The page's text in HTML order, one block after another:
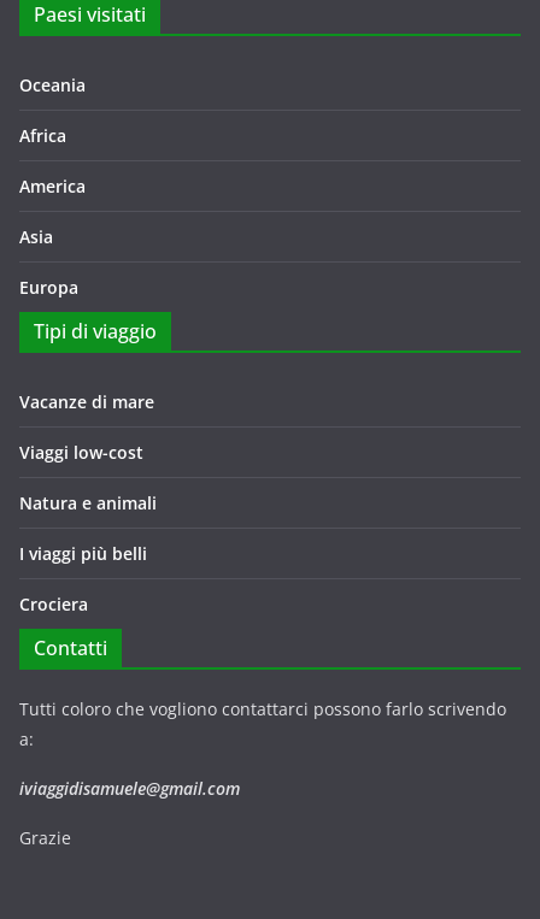
Paesi visitati
Oceania
Africa
America
Asia
Europa
Tipi di viaggio
Vacanze di mare
Viaggi low-cost
Natura e animali
I viaggi più belli
Crociera
Contatti
Tutti coloro che vogliono contattarci possono farlo scrivendo
a:
iviaggidisamuele@gmail.com
Grazie